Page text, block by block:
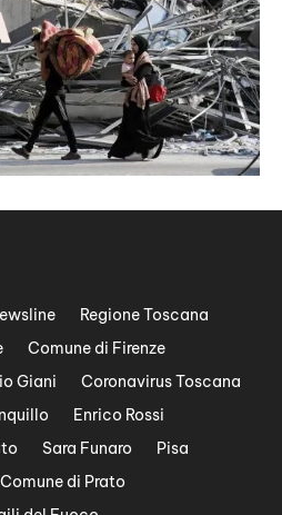
Regione Toscana
Comune di Firenze
Giani
Coronavirus Toscana
Enrico Rossi
Sara Funaro
Pisa
Comune di Prato